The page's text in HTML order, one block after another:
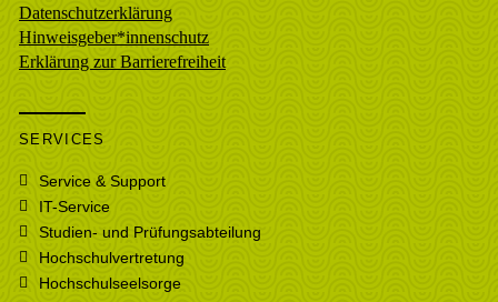
Datenschutzerklärung
Hinweisgeber*innenschutz
Erklärung zur Barrierefreiheit
SERVICES
Service & Support
IT-Service
Studien- und Prüfungsabteilung
Hochschulvertretung
Hochschulseelsorge